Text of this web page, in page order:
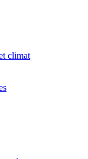
climat